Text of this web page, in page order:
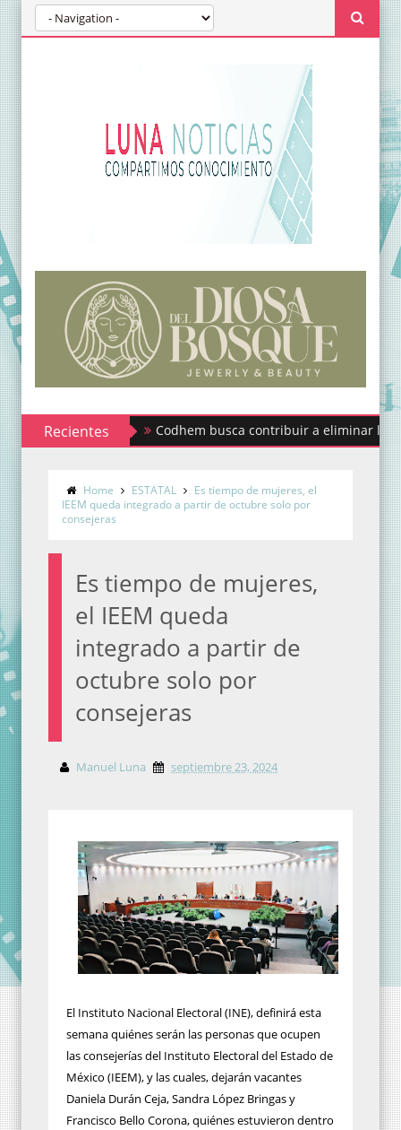
RecientesCodhem busca contribuir a eliminar los estigmas y
Home ESTATAL
Es tiempo de mujeres, el
IEEM queda integrado a partir de octubre solo por
consejeras
Es tiempo de mujeres,
el IEEM queda
integrado a partir de
octubre solo por
consejeras
Manuel Luna septiembre 23, 2024
El Instituto Nacional Electoral (INE), definirá esta
semana quiénes serán las personas que ocupen
las consejerías del Instituto Electoral del Estado de
México (IEEM), y las cuales, dejarán vacantes
Daniela Durán Ceja, Sandra López Bringas y
Francisco Bello Corona, quiénes estuvieron dentro